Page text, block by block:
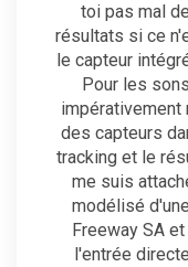
toi pas mal
résultats si ce
le capteur
Pour les
impérativement
des capteurs
tracking et le
me suis
modélisé
Freeway SA
l'entrée